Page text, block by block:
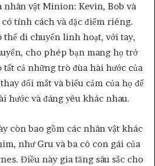
nhân vật Minion: Kevin, Bob và
tính cách và đặc điểm riêng.
di chuyển linh hoạt, với tay,
cho phép bạn mang họ trở
cả những trò đùa hài hước của
đổi mắt và biểu cảm của họ để
hước và đáng yêu khác nhau.
còn bao gồm các nhân vật khác
như Gru và ba cô con gái của
Điều này gia tăng sâu sắc cho